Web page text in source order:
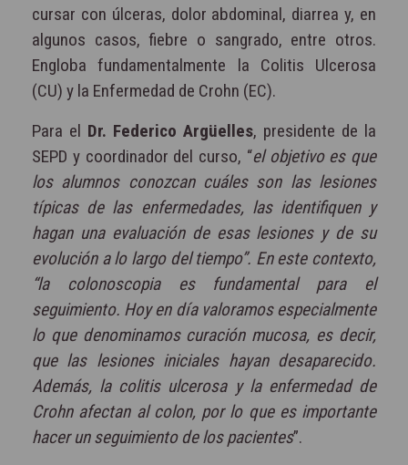
cursar con úlceras, dolor abdominal, diarrea y, en
algunos casos, fiebre o sangrado, entre otros.
Engloba fundamentalmente la Colitis Ulcerosa
(CU) y la Enfermedad de Crohn (EC).
Para el Dr. Federico Argüelles, presidente de la
SEPD y coordinador del curso, “el objetivo es que
los alumnos conozcan cuáles son las lesiones
típicas de las enfermedades, las identifiquen y
hagan una evaluación de esas lesiones y de su
evolución a lo largo del tiempo”. En este contexto,
“la colonoscopia es fundamental para el
seguimiento. Hoy en día valoramos especialmente
lo que denominamos curación mucosa, es decir,
que las lesiones iniciales hayan desaparecido.
Además, la colitis ulcerosa y la enfermedad de
Crohn afectan al colon, por lo que es importante
hacer un seguimiento de los pacientes”.